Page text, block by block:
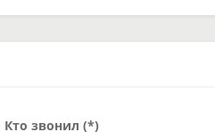
Кто звонил (*)